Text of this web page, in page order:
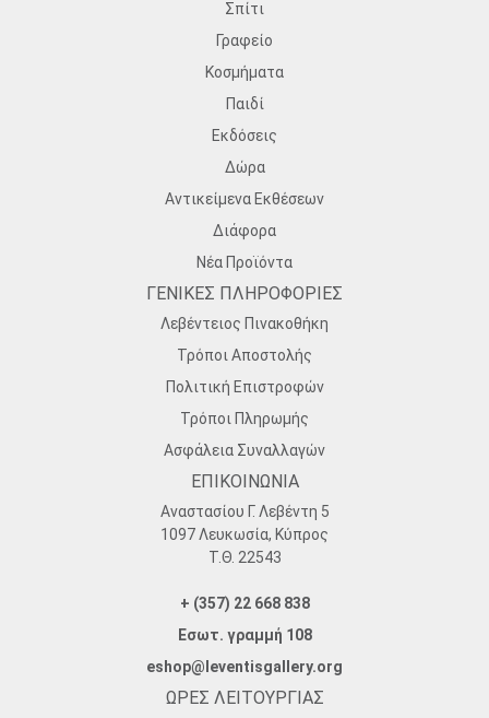
Σπίτι
Γραφείο
Κοσμήματα
Παιδί
Εκδόσεις
Δώρα
Αντικείμενα Εκθέσεων
Διάφορα
Νέα Προϊόντα
ΓΕΝΙΚΕΣ ΠΛΗΡΟΦΟΡΙΕΣ
Λεβέντειος Πινακοθήκη
Τρόποι Αποστολής
Πολιτική Επιστροφών
Τρόποι Πληρωμής
Ασφάλεια Συναλλαγών
ΕΠΙΚΟΙΝΩΝΙΑ
Αναστασίου Γ. Λεβέντη 5
1097 Λευκωσία, Κύπρος
Τ.Θ. 22543
+ (357) 22 668 838
Εσωτ. γραμμή 108
eshop@leventisgallery.org
ΩΡΕΣ ΛΕΙΤΟΥΡΓΙΑΣ